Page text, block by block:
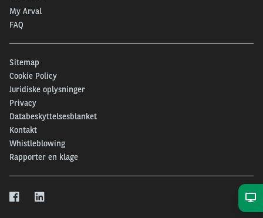
My Arval
FAQ
Sitemap
Cookie Policy
Juridiske oplysninger
Privacy
Databeskyttelsesblanket
Kontakt
Whistleblowing
Rapporter en klage